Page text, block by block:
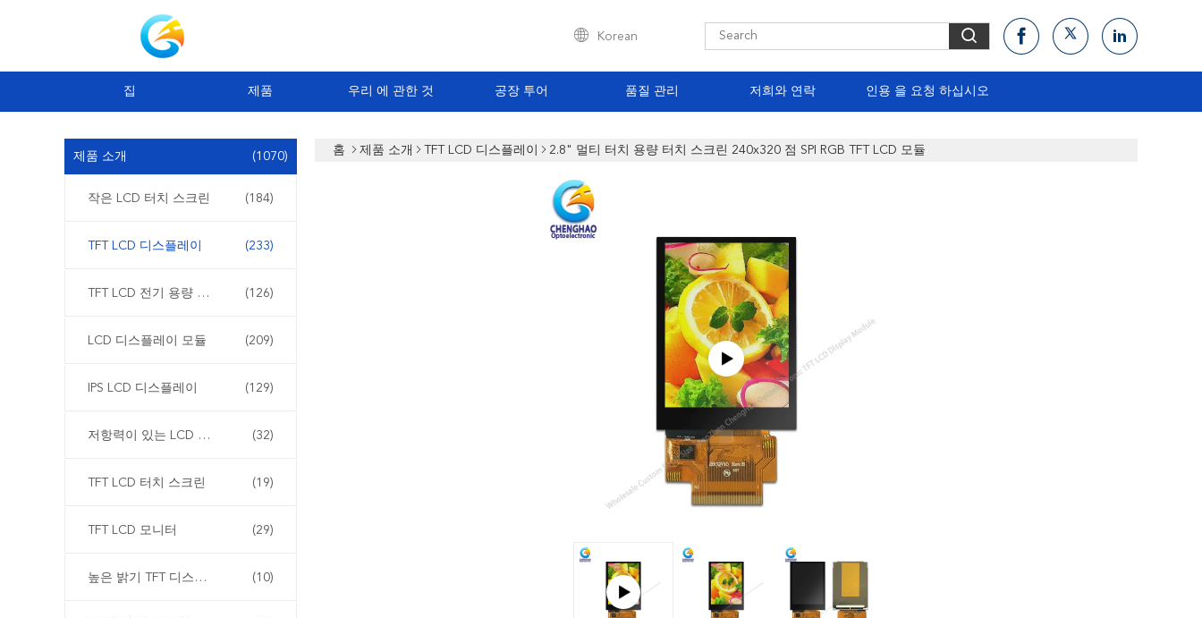
Korean
집 제품 우리 에 관한 것 공장 투어 품질 관리 저희와 연락 인용 을 요청 하십시오
제품 소개 (1070)
작은 LCD 터치 스크린 (184)
TFT LCD 디스플레이 (233)
TFT LCD 전기 용량 터치스크린 (126)
LCD 디스플레이 모듈 (209)
IPS LCD 디스플레이 (129)
저항력이 있는 LCD 디스플레이 (32)
TFT LCD 터치 스크린 (19)
TFT LCD 모니터 (29)
높은 밝기 TFT 디스플레이 (10)
홈 제품 소개 TFT LCD 디스플레이 2.8" 멀티 터치 용량 터치 스크린 240x320 점 SPI RGB TFT LCD 모듈